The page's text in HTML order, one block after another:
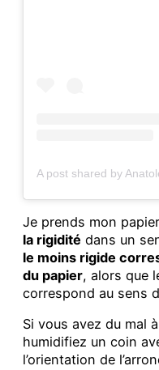
Je prends mon
la rigidité dans un
le moins rigide
du papier, alors que
correspond au sens
Si vous avez du mal
humidifiez un coin
l’orientation de